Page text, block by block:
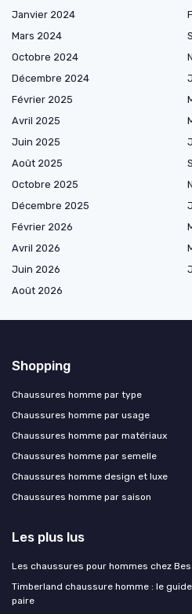
Janvier 2024
Mars 2024
Octobre 2024
Décembre 2024
Février 2025
Avril 2025
Juin 2025
Août 2025
Octobre 2025
Décembre 2025
Février 2026
Avril 2026
Juin 2026
Août 2026
Shopping
Chaussures homme par type
Chaussures homme par usage
Chaussures homme par matériaux
Chaussures homme par semelle
Chaussures homme design et luxe
Chaussures homme par saison
Les plus lus
Les chaussures pour hommes chez
Timberland chaussure homme : le
paire